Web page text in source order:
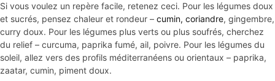
Si vous voulez un repère facile, retenez ceci. Pour les légumes doux
et sucrés, pensez chaleur et rondeur – cumin, coriandre, gingembre,
curry doux. Pour les légumes plus verts ou plus soufrés, cherchez
du relief – curcuma, paprika fumé, ail, poivre. Pour les légumes du
soleil, allez vers des profils méditerranéens ou orientaux – paprika,
zaatar, cumin, piment doux.